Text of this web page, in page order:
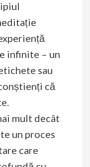
infinite – un
sau
că
mult decât
un proces
care